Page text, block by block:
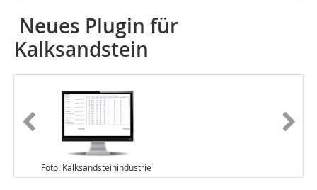
Neues Plugin für
Kalksandstein
Foto: Kalksandsteinindustrie